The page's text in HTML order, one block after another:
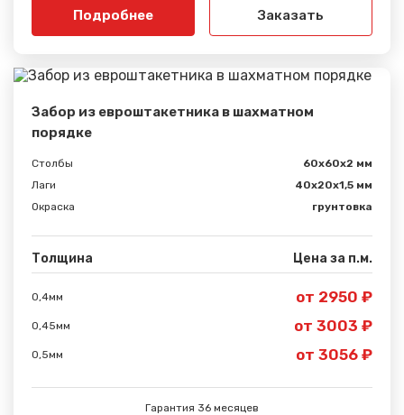
Подробнее Заказать
Забор из евроштакетника в шахматном
порядке
Столбы
60х60х2 мм
Лаги
40х20х1,5 мм
Окраска
грунтовка
Толщина Цена за п.м.
0,4мм от 2950 ₽
0,45мм от 3003 ₽
0,5мм от 3056 ₽
Гарантия 36 месяцев